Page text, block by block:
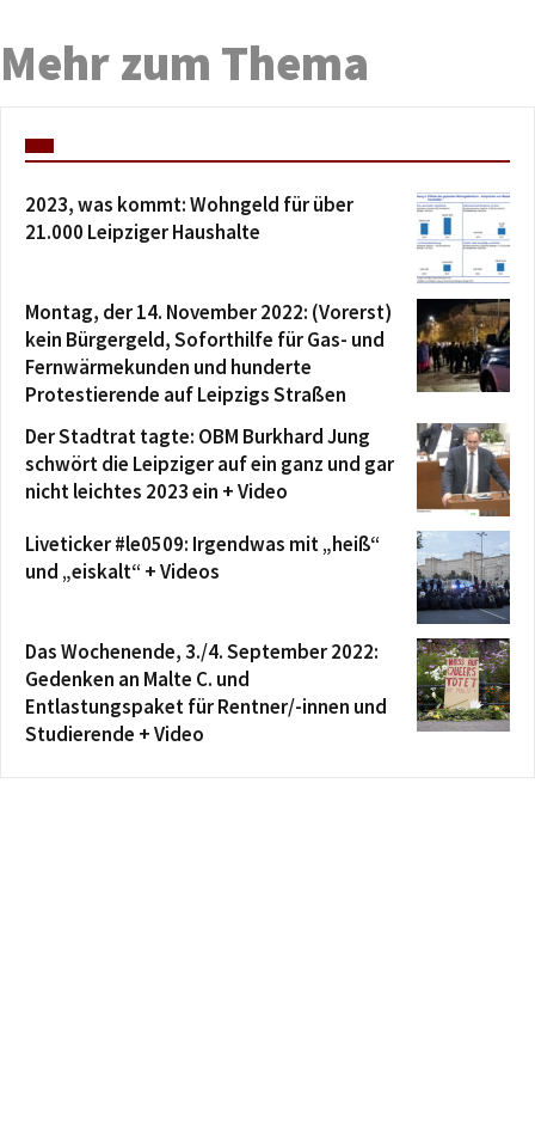
Mehr zum Thema
2023, was kommt: Wohngeld für über
21.000 Leipziger Haushalte
Montag, der 14. November 2022: (Vorerst)
kein Bürgergeld, Soforthilfe für Gas- und
Fernwärmekunden und hunderte
Protestierende auf Leipzigs Straßen
Der Stadtrat tagte: OBM Burkhard Jung
schwört die Leipziger auf ein ganz und gar
nicht leichtes 2023 ein + Video
Liveticker #le0509: Irgendwas mit „heiß“
und „eiskalt“ + Videos
Das Wochenende, 3./4. September 2022:
Gedenken an Malte C. und
Entlastungspaket für Rentner/-innen und
Studierende + Video